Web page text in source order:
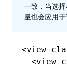
一致，当选
量也会应用于
<view
  <
view